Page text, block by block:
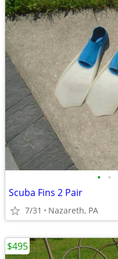
• •
Scuba Fins 2 Pair
7/31 Nazareth, PA
$495